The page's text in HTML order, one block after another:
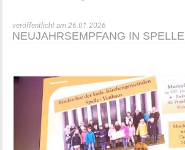
veröffentlicht am 26.01.2026
NEUJAHRSEMPFANG IN SPELLE